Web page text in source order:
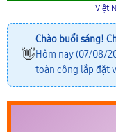
Việt
👋
Chào buổi sáng!
Hôm nay (07/08/
toàn công lắp đặt